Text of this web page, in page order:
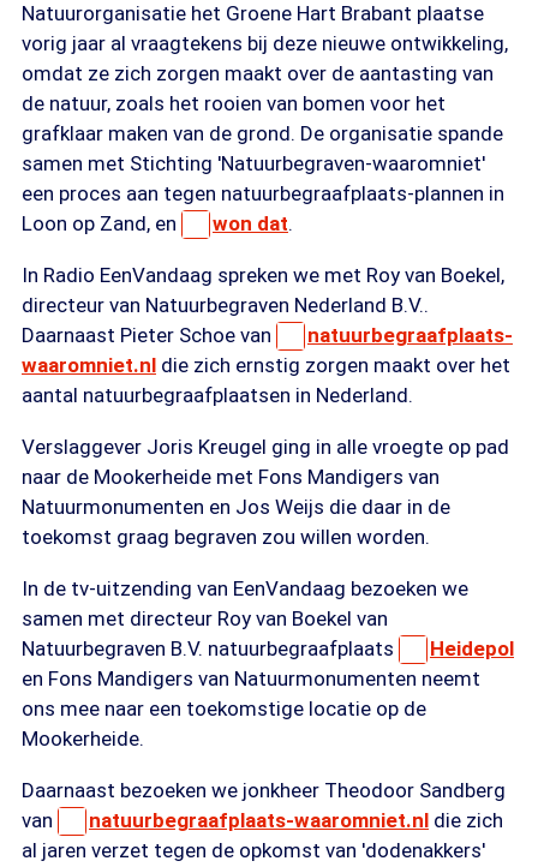
Natuurorganisatie het Groene Hart Brabant plaatse
vorig jaar al vraagtekens bij deze nieuwe ontwikkeling,
omdat ze zich zorgen maakt over de aantasting van
de natuur, zoals het rooien van bomen voor het
grafklaar maken van de grond. De organisatie spande
samen met Stichting 'Natuurbegraven-waaromniet'
een proces aan tegen natuurbegraafplaats-plannen in
Loon op Zand, en
won dat.
In Radio EenVandaag spreken we met Roy van Boekel,
directeur van Natuurbegraven Nederland B.V..
Daarnaast Pieter Schoe van
natuurbegraafplaats-
waaromniet.nl die zich ernstig zorgen maakt over het
aantal natuurbegraafplaatsen in Nederland.
Verslaggever Joris Kreugel ging in alle vroegte op pad
naar de Mookerheide met Fons Mandigers van
Natuurmonumenten en Jos Weijs die daar in de
toekomst graag begraven zou willen worden.
In de tv-uitzending van EenVandaag bezoeken we
samen met directeur Roy van Boekel van
Natuurbegraven B.V. natuurbegraafplaats
Heidepol
en Fons Mandigers van Natuurmonumenten neemt
ons mee naar een toekomstige locatie op de
Mookerheide.
Daarnaast bezoeken we jonkheer Theodoor Sandberg
van
natuurbegraafplaats-waaromniet.nl die zich
al jaren verzet tegen de opkomst van 'dodenakkers'